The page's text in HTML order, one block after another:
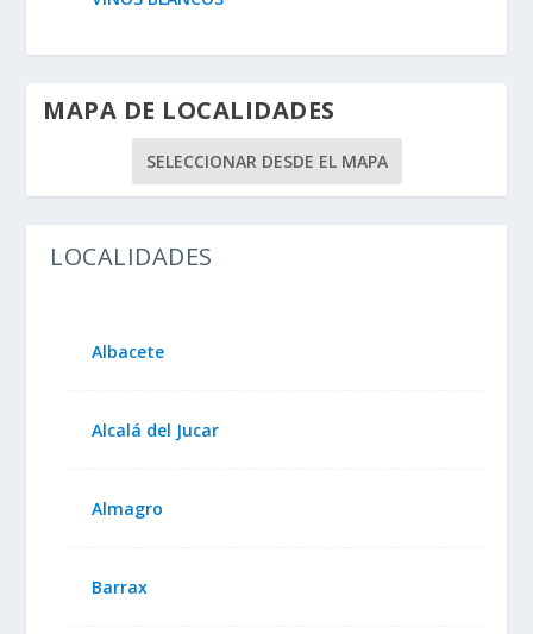
MAPA DE LOCALIDADES
SELECCIONAR DESDE EL MAPA
LOCALIDADES
Albacete
Alcalá del Jucar
Almagro
Barrax